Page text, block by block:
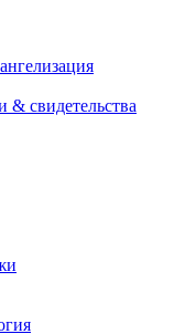
& свидетельства